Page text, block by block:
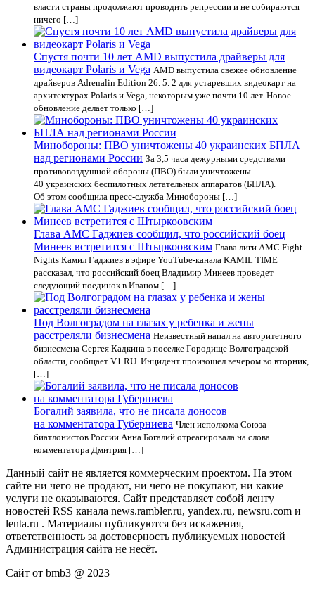
власти страны продолжают проводить репрессии и не собираются
ничего […]
Cпустя почти 10 лет AMD выпустила драйверы для
видеокарт Polaris и Vega AMD выпустила свежее обновление
драйверов Adrenalin Edition 26. 5. 2 для устаревших видеокарт на
архитектурах Polaris и Vega, некоторым уже почти 10 лет. Новое
обновление делает только […]
Минобороны: ПВО уничтожены 40 украинских БПЛА
над регионами России За 3,5 часа дежурными средствами
противовоздушной обороны (ПВО) были уничтожены
40 украинских беспилотных летательных аппаратов (БПЛА).
Об этом сообщила пресс-служба Минобороны […]
Глава AMC Гаджиев сообщил, что российский боец
Минеев встретится с Штыркоовским Глава лиги AMC Fight
Nights Камил Гаджиев в эфире YouTube-канала KAMIL TIME
рассказал, что российский боец Владимир Минеев проведет
следующий поединок в Иваном […]
Под Волгоградом на глазах у ребенка и жены
расстреляли бизнесмена Неизвестный напал на авторитетного
бизнесмена Сергея Кадкина в поселке Городище Волгоградской
области, сообщает V1.RU. Инцидент произошел вечером во вторник,
[…]
Богалий заявила, что не писала доносов
на комментатора Губерниева Член исполкома Союза
биатлонистов России Анна Богалий отреагировала на слова
комментатора Дмитрия […]
Данный сайт не является коммерческим проектом. На этом
сайте ни чего не продают, ни чего не покупают, ни какие
услуги не оказываются. Сайт представляет собой ленту
новостей RSS канала news.rambler.ru, yandex.ru, newsru.com и
lenta.ru . Материалы публикуются без искажения,
ответственность за достоверность публикуемых новостей
Администрация сайта не несёт.
Сайт от bmb3 @ 2023